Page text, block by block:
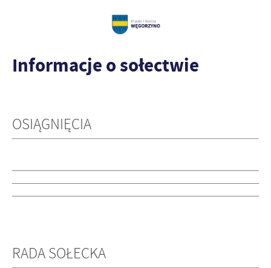
Informacje o sołectwie
OSIĄGNIĘCIA
RADA SOŁECKA